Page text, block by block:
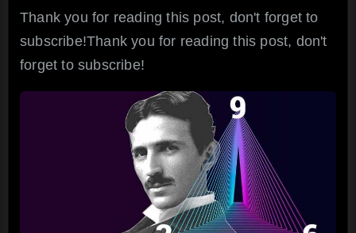
Thank you for reading this post, don't forget to
subscribe!Thank you for reading this post, don't
forget to subscribe!